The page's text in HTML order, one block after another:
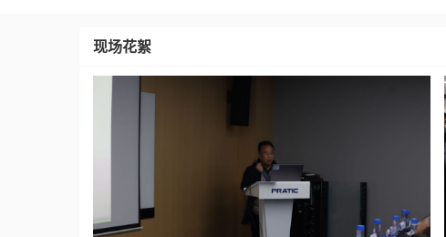
现场花絮